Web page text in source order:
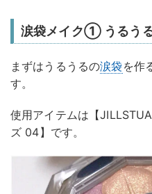
涙袋メイク① うるう
まずはうるうるの涙袋 を作
す。
使用アイテムは【
ズ 04】です。